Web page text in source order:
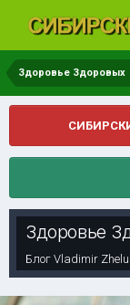
Здоровье Здоровых
Здоровье
Блог Vladimir